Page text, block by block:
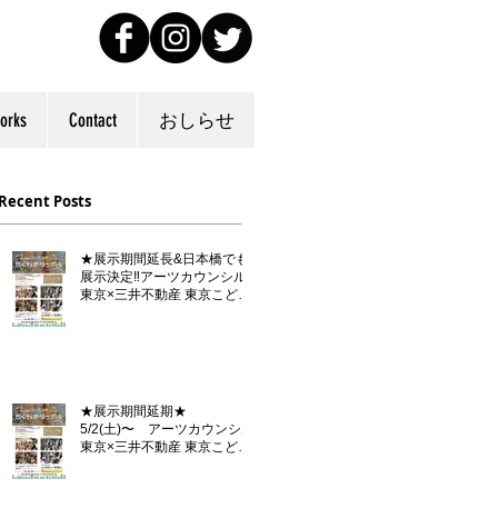
Contact おしらせ
Recent Posts
★展示期間延長&日本橋でも
展示決定‼️アーツカウンシル
東京×三井不動産 東京こども
★展示期間延期★
5/2(土)〜 アーツカウンシル
東京×三井不動産 東京こども